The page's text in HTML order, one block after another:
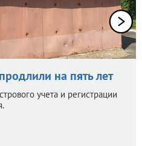
на пять лет
учета и регистрации